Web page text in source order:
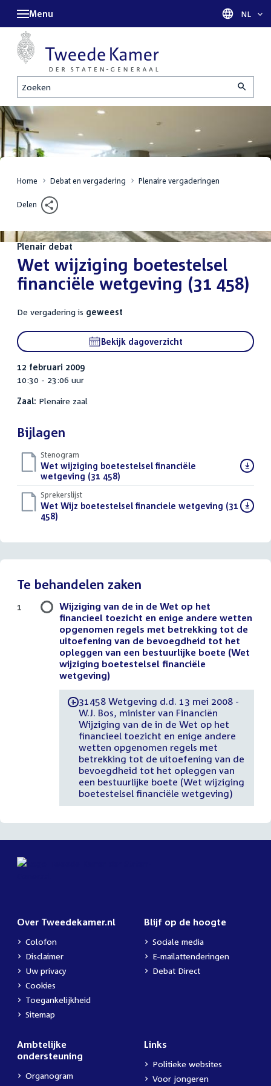
Zoeken
Menu Taal
NL
Home Debat en vergadering Plenaire vergaderingen
Delen
Plenair debat
:Wet wijziging boetestelsel
financiële wetgeving (31 458)
De vergadering is geweest
Bekijk dagoverzicht
12 februari 2009
10:30 - 23:06 uur
Zaal: Plenaire zaal
Bijlagen
Stenogram
Download
bestand:
Wet wijziging boetestelsel financiële
wetgeving (31 458)
Sprekerslijst
Download
bestand:
Wet Wijz boetestelsel financiele wetgeving (31
458)
Te behandelen zaken
Wijziging van de in de Wet op het
financieel toezicht en enige andere wetten
opgenomen regels met betrekking tot de
uitoefening van de bevoegdheid tot het
opleggen van een bestuurlijke boete (Wet
wijziging boetestelsel financiële
wetgeving)
-31458 Wetgeving d.d. 13 mei 2008 -
W.J. Bos, minister van Financiën
Wijziging van de in de Wet op het
financieel toezicht en enige andere
wetten opgenomen regels met
betrekking tot de uitoefening van de
bevoegdheid tot het opleggen van
een bestuurlijke boete (Wet wijziging
boetestelsel financiële wetgeving)
1
Over Tweedekamer.nl
Colofon
Disclaimer
Uw privacy
Cookies
Toegankelijkheid
Sitemap
Blijf op de hoogte
Sociale media
E-mailattenderingen
Debat Direct
Ambtelijke
ondersteuning
Organogram
Links
Politieke websites
Voor jongeren